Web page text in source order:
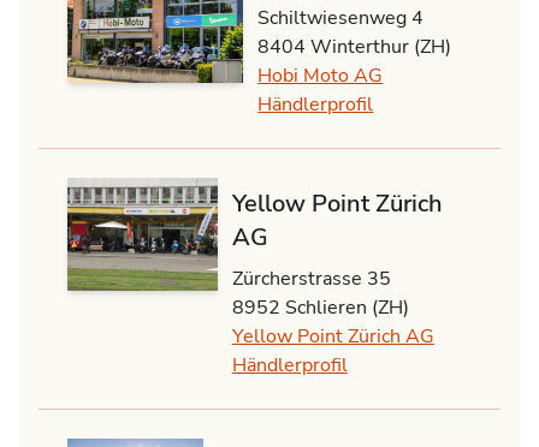
Schiltwiesenweg 4
8404 Winterthur (ZH)
Hobi Moto AG
Händlerprofil
Yellow Point Zürich
AG
Zürcherstrasse 35
8952 Schlieren (ZH)
Yellow Point Zürich AG
Händlerprofil